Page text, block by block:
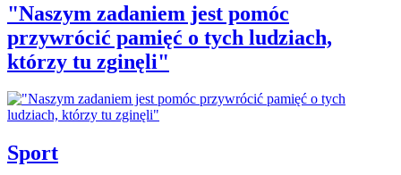
"Naszym zadaniem jest pomóc
przywrócić pamięć o tych ludziach,
którzy tu zginęli"
Sport